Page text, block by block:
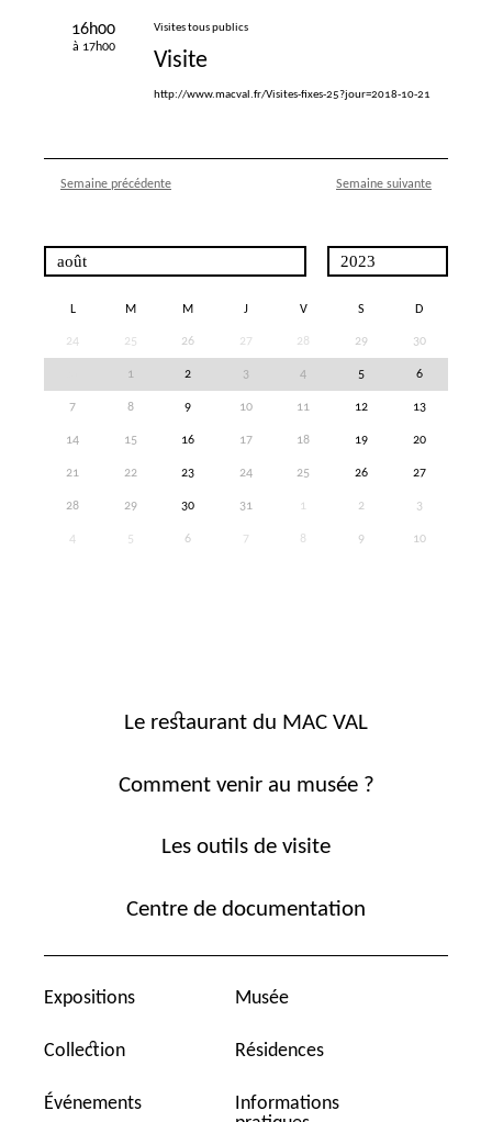
16h00
à 17h00
Visites tous publics
Visite
http://www.macval.fr/Visites-fixes-25?jour=2018-10-21
Semaine précédente Semaine suivante
L M M J V S D
24 25 26 27 28 29 30
1 2 3 4 5 6
7 8 9 10 11 12 13
14 15 16 17 18 19 20
21 22 23 24 25 26 27
28 29 30 31 1 2 3
4 5 6 7 8 9 10
Le restaurant du MAC VAL
Comment venir au musée ?
Les outils de visite
Centre de documentation
Expositions
Collection
Événements
Musée
Résidences
Informations